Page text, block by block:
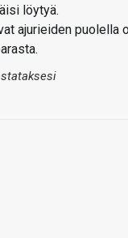
löytyä.
ajurieiden puolella